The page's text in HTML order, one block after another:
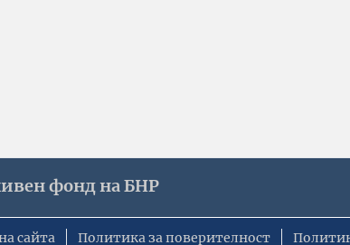
фонд на БНР
сайта Политика за поверителност